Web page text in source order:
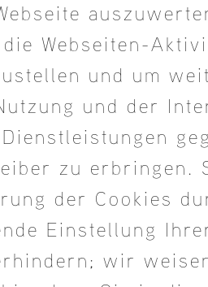
Webseiten-
und um
und der
zu erbringen.
der Cookies
Einstellung
wir